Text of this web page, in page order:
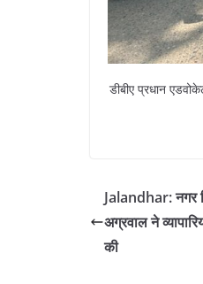
डीबीए प्रधान
Jalandhar: नगर
अग्रवाल ने
की